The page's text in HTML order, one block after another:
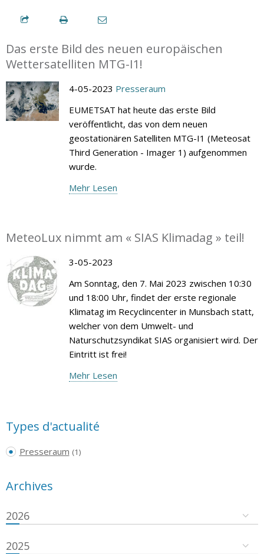
Das erste Bild des neuen europäischen
Wettersatelliten MTG-I1!
4-05-2023 Presseraum
EUMETSAT hat heute das erste Bild
veröffentlicht, das von dem neuen
geostationären Satelliten MTG-I1 (Meteosat
Third Generation - Imager 1) aufgenommen
wurde.
Mehr Lesen
MeteoLux nimmt am « SIAS Klimadag » teil!
3-05-2023
Am Sonntag, den 7. Mai 2023 zwischen 10:30
und 18:00 Uhr, findet der erste regionale
Klimatag im Recyclincenter in Munsbach statt,
welcher von dem Umwelt- und
Naturschutzsyndikat SIAS organisiert wird. Der
Eintritt ist frei!
Mehr Lesen
Types d'actualité
Presseraum (1)
Archives
2026
2025